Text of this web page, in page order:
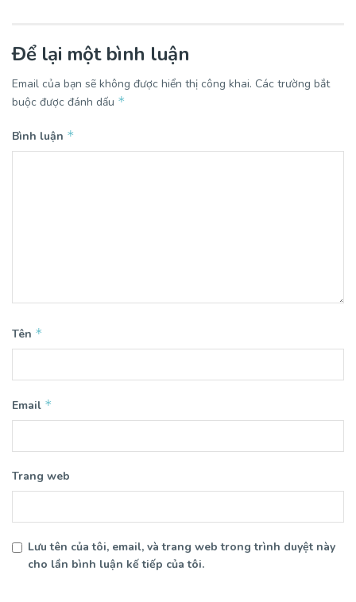
Để lại một bình luận
Email của bạn sẽ không được hiển thị công khai. Các trường bắt
buộc được đánh dấu *
Bình luận *
Tên *
Email *
Trang web
Lưu tên của tôi, email, và trang web trong trình duyệt này
cho lần bình luận kế tiếp của tôi.